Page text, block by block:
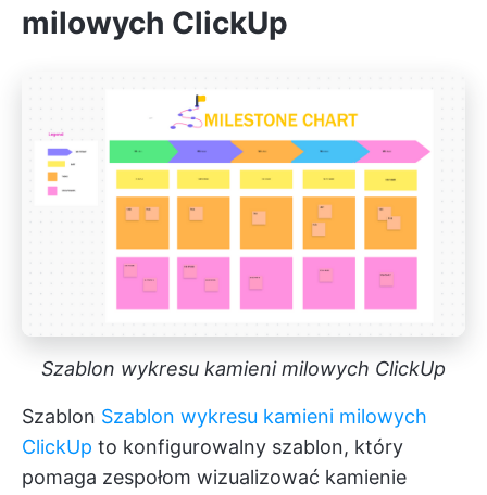
milowych ClickUp
Szablon wykresu kamieni milowych ClickUp
Szablon Szablon wykresu kamieni milowych
ClickUp to konfigurowalny szablon, który
pomaga zespołom wizualizować kamienie